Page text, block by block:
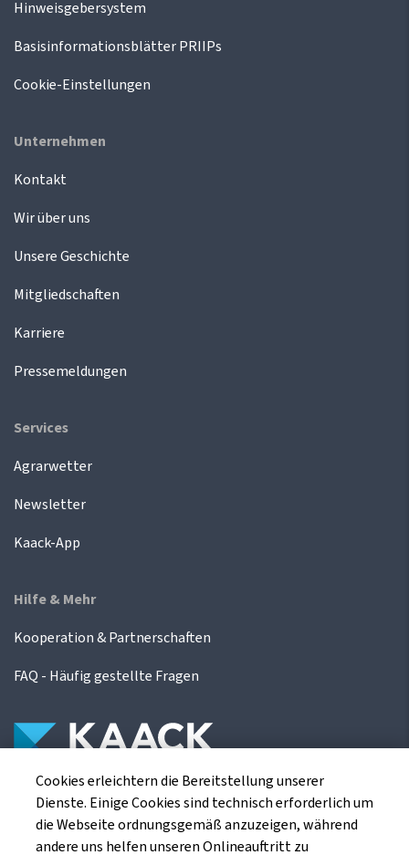
Hinweisgebersystem
Basisinformationsblätter PRIIPs
Cookie-Einstellungen
Unternehmen
Kontakt
Wir über uns
Unsere Geschichte
Mitgliedschaften
Karriere
Pressemeldungen
Services
Agrarwetter
Newsletter
Kaack-App
Hilfe & Mehr
Kooperation & Partnerschaften
FAQ - Häufig gestellte Fragen
Die Kaack Terminhandel GmbH ist ein
Finanzdienstleistungsinstitut für die europäischen
Agrarterminbörsen.
Cookies erleichtern die Bereitstellung unserer
Dienste. Einige Cookies sind technisch erforderlich um
die Webseite ordnungsgemäß anzuzeigen, während
andere uns helfen unseren Onlineauftritt zu